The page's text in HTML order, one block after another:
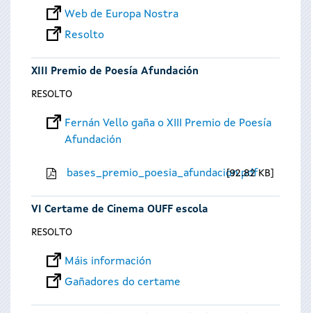
Web de Europa Nostra
Resolto
XIII Premio de Poesía Afundación
RESOLTO
Fernán Vello gaña o XIII Premio de Poesía
Afundación
bases_premio_poesia_afundacion.pdf
92.82 KB
VI Certame de Cinema OUFF escola
RESOLTO
Máis información
Gañadores do certame